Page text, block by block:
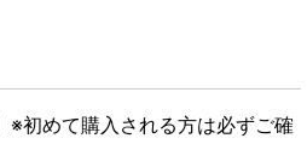
※初めて購入される方は必ずご確